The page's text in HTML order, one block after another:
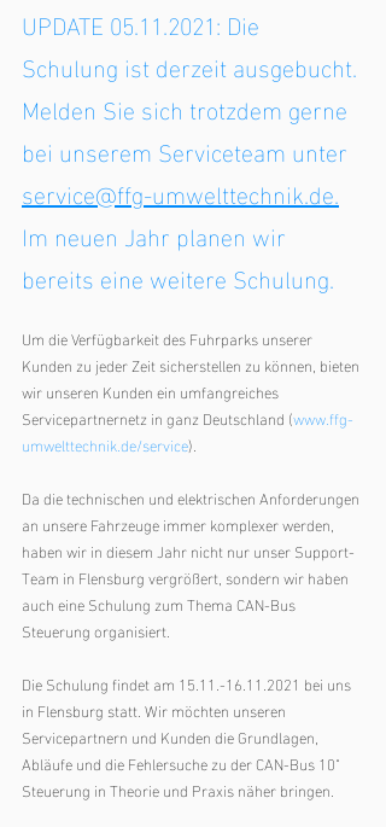
UPDATE 05.11.2021: Die
Schulung ist derzeit ausgebucht.
Melden Sie sich trotzdem gerne
bei unserem Serviceteam unter
service@ffg-umwelttechnik.de.
Im neuen Jahr planen wir
bereits eine weitere Schulung.
Um die Verfügbarkeit des Fuhrparks unserer
Kunden zu jeder Zeit sicherstellen zu können, bieten
wir unseren Kunden ein umfangreiches
Servicepartnernetz in ganz Deutschland (www.ffg-
umwelttechnik.de/service).
Da die technischen und elektrischen Anforderungen
an unsere Fahrzeuge immer komplexer werden,
haben wir in diesem Jahr nicht nur unser Support-
Team in Flensburg vergrößert, sondern wir haben
auch eine Schulung zum Thema CAN-Bus
Steuerung organisiert.
Die Schulung findet am 15.11.-16.11.2021 bei uns
in Flensburg statt. Wir möchten unseren
Servicepartnern und Kunden die Grundlagen,
Abläufe und die Fehlersuche zu der CAN-Bus 10"
Steuerung in Theorie und Praxis näher bringen.